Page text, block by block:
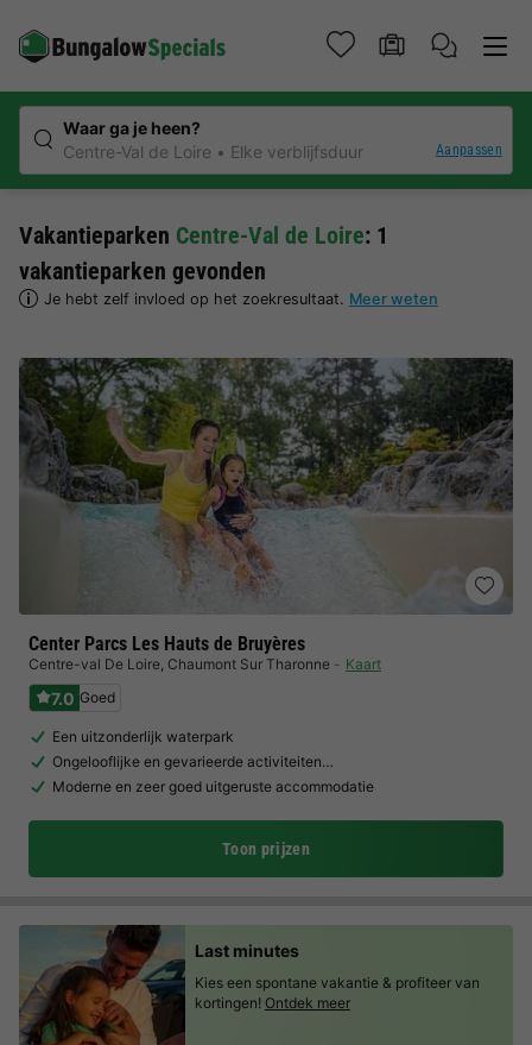
Waar ga je heen?
Centre-Val de Loire
Elke verblijfsduur Aanpassen
Vakantieparken Centre-Val de Loire: 1
vakantieparken gevonden
Je hebt zelf invloed op het zoekresultaat. Meer weten
Center Parcs Les Hauts de Bruyères
Centre-val De Loire, Chaumont Sur Tharonne Kaart
7.0 Goed
Een uitzonderlijk waterpark
Ongelooflijke en gevarieerde activiteiten…
Moderne en zeer goed uitgeruste accommodatie
Toon prijzen
Last minutes
Kies een spontane vakantie & profiteer van
kortingen! Ontdek meer